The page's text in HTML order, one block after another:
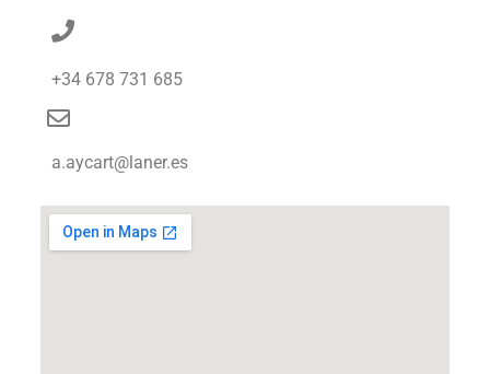
+34 678 731 685
a.aycart@laner.es